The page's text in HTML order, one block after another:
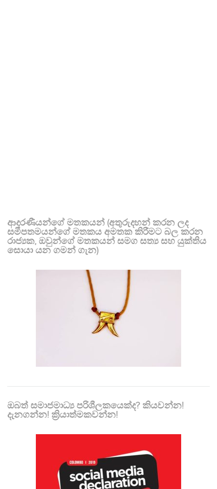
ආදරණීයන්ගේ මතකයන් (අතුරුදහන් කරන ලද
සමීපතමයන්ගේ මතකය අමතක කිරීමට බල කරන
රාජ්‍යක, ඔවුන්ගේ මතකයන් සමග සත්‍ය සහ යුක්තිය
සොයා යන ගමන් ගැන)
ඔබත් සමාජමාධ්‍ය පරිශීලකයෙක්ද? කියවන්න!
දැනගන්න! ක්‍රියාත්මකවන්න!